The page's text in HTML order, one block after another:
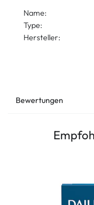
Name:
Type:
Hersteller:
Bewertungen